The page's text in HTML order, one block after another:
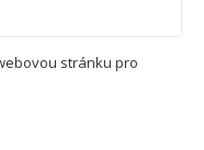
stránku pro